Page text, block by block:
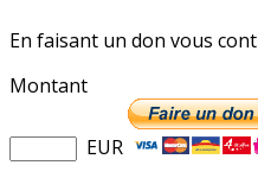
En faisant un don vous
Montant
EUR